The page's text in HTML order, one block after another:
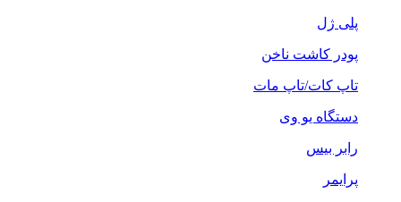
پلی ژل
پودر کاشت ناخن
تاپ کات/تاپ مات
دستگاه یو وی
رابر بیس
پرایمر